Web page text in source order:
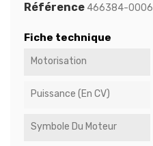
Référence 466384-0006
Fiche technique
Motorisation
Puissance (en CV)
Symbole Du Moteur